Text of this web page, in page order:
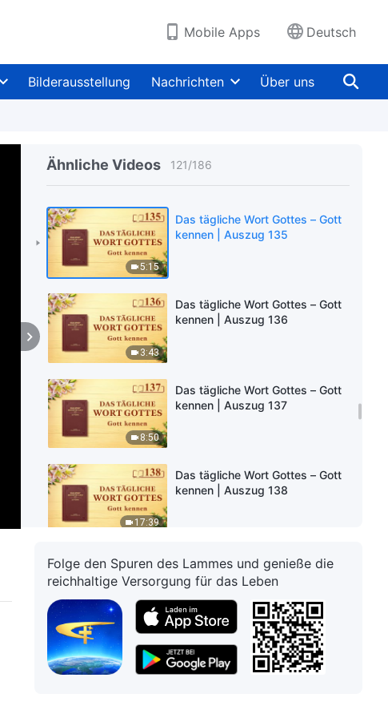
Mobile Apps Deutsch
Bilderausstellung Nachrichten Über uns
Ähnliche Videos 121/186
4:10
kennen | Auszug 133
5:15
Das tägliche Wort Gottes – Gott
kennen | Auszug 135
3:43
Das tägliche Wort Gottes – Gott
kennen | Auszug 136
8:50
Das tägliche Wort Gottes – Gott
kennen | Auszug 137
17:39
Das tägliche Wort Gottes – Gott
kennen | Auszug 138
17:56
Das tägliche Wort Gottes – Gott
kennen | Auszug 139
Das tägliche Wort Gottes – Gott
kennen | Auszug 140
Folge den Spuren des Lammes und genieße die
reichhaltige Versorgung für das Leben